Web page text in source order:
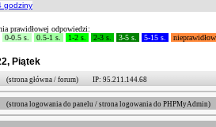
godziny
prawidłowej odpowiedzi:
0-0.5 s. 0.5-1 s. 1-2 s. 2-3 s. 3-5 s. 5-15 s.
Piątek
(strona główna / forum) IP: 95.211.144.68
(strona logowania do panelu / strona logowania do PHPMyAdmin)